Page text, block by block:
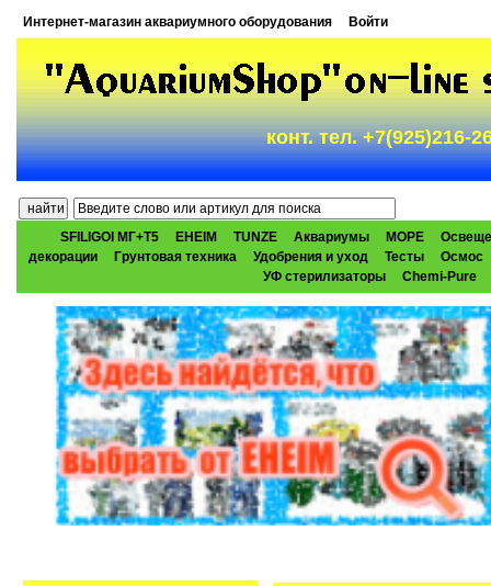
Интернет-магазин аквариумного оборудования Войти
конт. тел. +7(925)216-
SFILIGOI МГ+Т5 EHEIM TUNZE Аквариумы МОРЕ
декорации
Грунтовая техника Удобрения и уход Тесты
Осмос
УФ стерилизаторы
Chemi-Pure